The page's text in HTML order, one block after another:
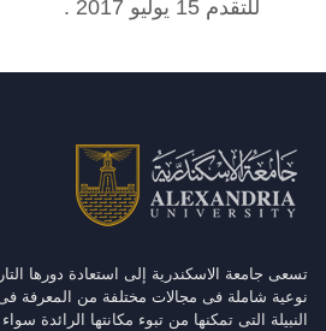
للتقدم 15 يوليو 2017 .
تسعى جامعة الاسكندرية إلى استعادة دورها
نوعية شاملة فى مجالات مختلفة من المعرفة فى
النبيلة التى تمكنها من تبوء مكانتها الرائدة